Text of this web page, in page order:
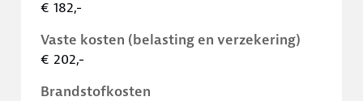
€ 182,-
Vaste kosten (belasting en verzekering)
€ 202,-
Brandstofkosten